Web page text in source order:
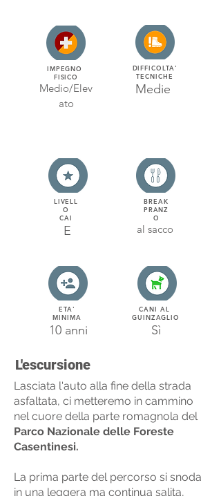
IMPEGNO
FISICO
Medio/Elev
ato
DIFFICOLTA'
TECNICHE
Medie
LIVELL
O
CAI
E
ETA'
MINIMA
10 anni
BREAK
PRANZ
O
al sacco
CANI AL
GUINZAGLIO
Sì
L'escursione
Lasciata l'auto alla fine della strada
asfaltata, ci metteremo in cammino
nel cuore della parte romagnola del
Parco Nazionale delle Foreste
Casentinesi.
La prima parte del percorso si snoda
in una leggera ma continua salita,